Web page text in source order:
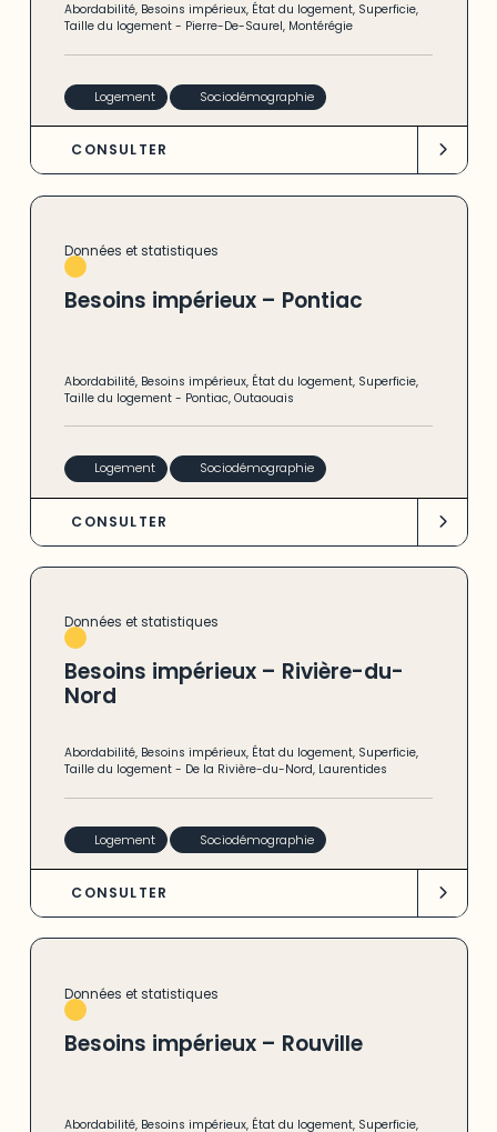
Abordabilité, Besoins impérieux, État du logement, Superficie,
Taille du logement - Pierre-De-Saurel, Montérégie
Logement Sociodémographie
CONSULTER
Données et statistiques
Besoins impérieux – Pontiac
Abordabilité, Besoins impérieux, État du logement, Superficie,
Taille du logement - Pontiac,Outaouais
Logement Sociodémographie
CONSULTER
Données et statistiques
Besoins impérieux – Rivière-du-
Nord
Abordabilité, Besoins impérieux, État du logement, Superficie,
Taille du logement - De la Rivière-du-Nord, Laurentides
Logement Sociodémographie
CONSULTER
Données et statistiques
Besoins impérieux – Rouville
Abordabilité, Besoins impérieux, État du logement, Superficie,